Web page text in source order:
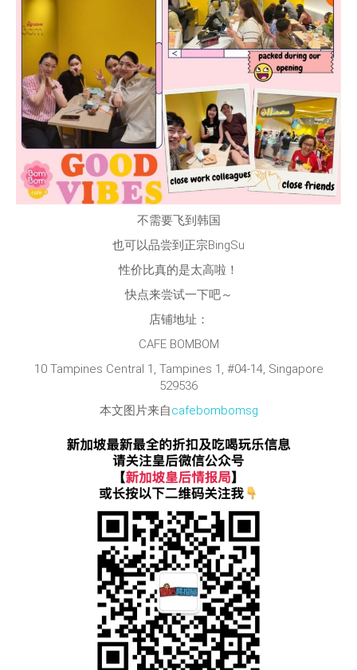
不需要飞到韩国
也可以品尝到正宗BingSu
性价比真的是太高啦！
快点来尝试一下吧～
店铺地址：
CAFE BOMBOM
10 Tampines Central 1, Tampines 1, #04-14, Singapore
529536
本文图片来自cafebombomsg